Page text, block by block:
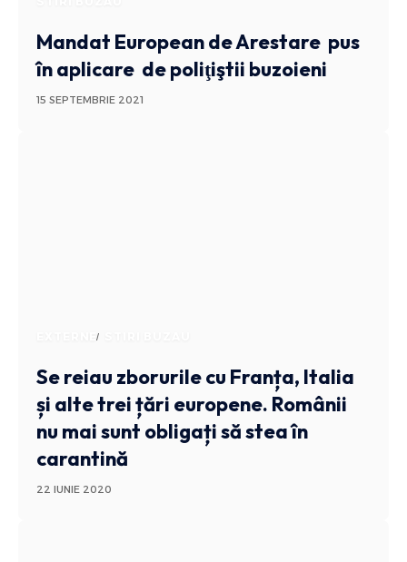
Mandat European de Arestare pus
în aplicare de poliţiştii buzoieni
15 SEPTEMBRIE 2021
EXTERNE
Se reiau zborurile cu Franța, Italia
și alte trei țări europene. Românii
nu mai sunt obligați să stea în
carantină
22 IUNIE 2020